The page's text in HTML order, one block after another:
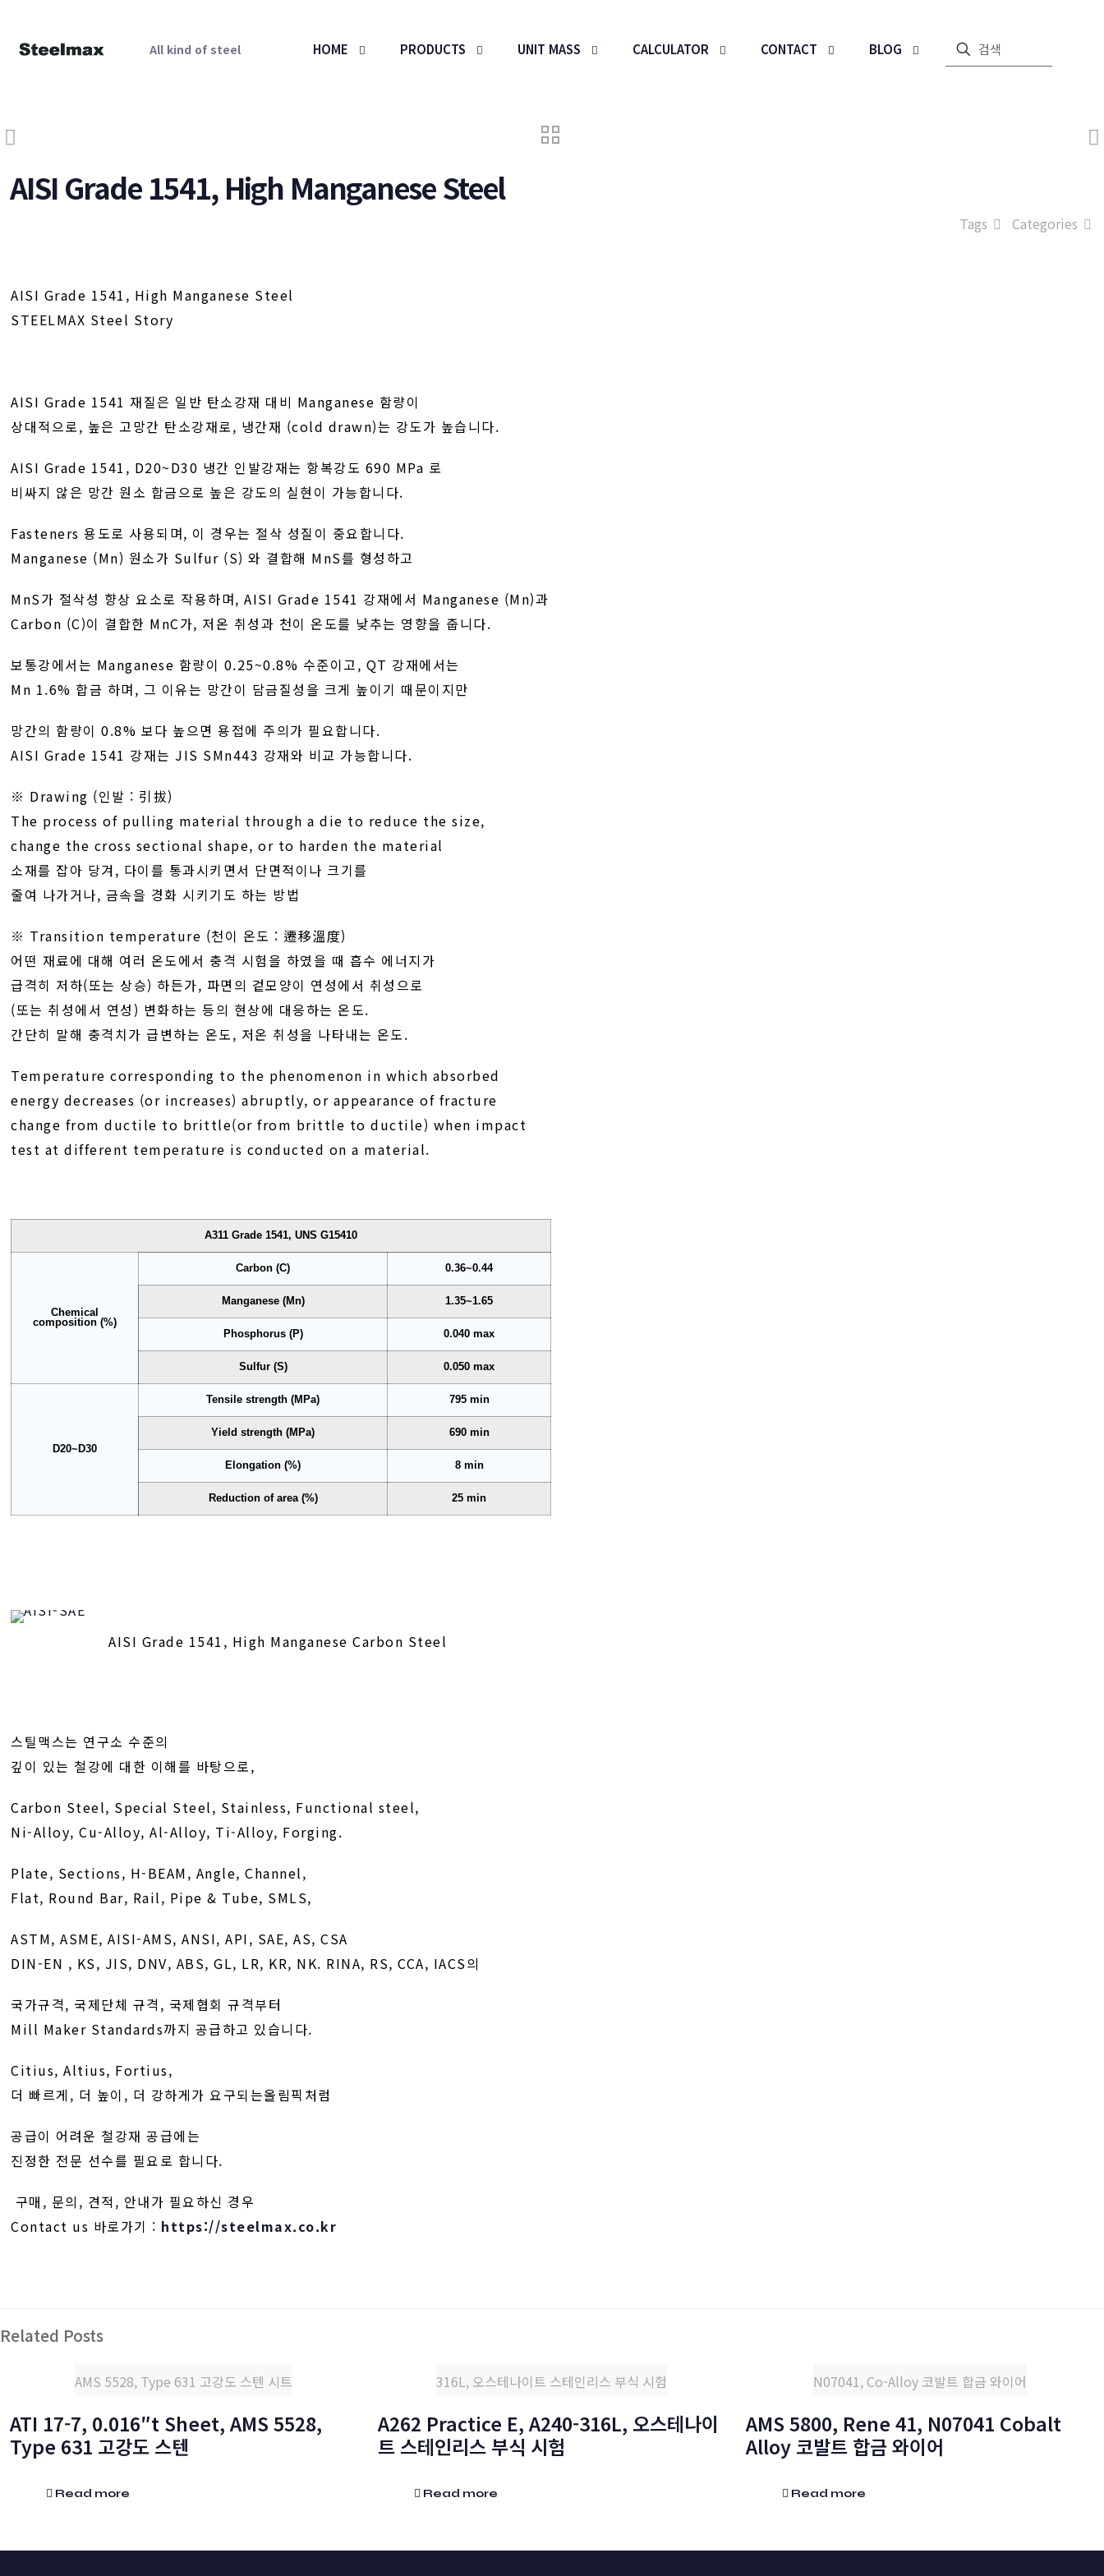
All kind of steel HOME PRODUCTS UNIT MASS CALCULATOR CONTACT BLOG
AISI Grade 1541, High Manganese Steel
Categories
Tags
AISI Grade 1541, High Manganese Steel
STEELMAX Steel Story
AISI Grade 1541 재질은 일반 탄소강재 대비 Manganese 함량이
상대적으로, 높은 고망간 탄소강재로, 냉간재 (cold drawn)는 강도가 높습니다.
AISI Grade 1541, D20~D30 냉간 인발강재는 항복강도 690 MPa 로
비싸지 않은 망간 원소 합금으로 높은 강도의 실현이 가능합니다.
Fasteners 용도로 사용되며, 이 경우는 절삭 성질이 중요합니다.
Manganese (Mn) 원소가 Sulfur (S) 와 결합해 MnS를 형성하고
MnS가 절삭성 향상 요소로 작용하며, AISI Grade 1541 강재에서 Manganese (Mn)과
Carbon (C)이 결합한 MnC가, 저온 취성과 천이 온도를 낮추는 영향을 줍니다.
보통강에서는 Manganese 함량이 0.25~0.8% 수준이고, QT 강재에서는
Mn 1.6% 합금 하며, 그 이유는 망간이 담금질성을 크게 높이기 때문이지만
망간의 함량이 0.8% 보다 높으면 용접에 주의가 필요합니다.
AISI Grade 1541 강재는 JIS SMn443 강재와 비교 가능합니다.
※ Drawing (인발 : 引拔)
The process of pulling material through a die to reduce the size,
change the cross sectional shape, or to harden the material
소재를 잡아 당겨, 다이를 통과시키면서 단면적이나 크기를
줄여 나가거나, 금속을 경화 시키기도 하는 방법
※ Transition temperature (천이 온도 : 遷移溫度)
어떤 재료에 대해 여러 온도에서 충격 시험을 하였을 때 흡수 에너지가
급격히 저하(또는 상승) 하든가, 파면의 겉모양이 연성에서 취성으로
(또는 취성에서 연성) 변화하는 등의 현상에 대응하는 온도.
간단히 말해 충격치가 급변하는 온도, 저온 취성을 나타내는 온도.
Temperature corresponding to the phenomenon in which absorbed
energy decreases (or increases) abruptly, or appearance of fracture
change from ductile to brittle(or from brittle to ductile) when impact
test at different temperature is conducted on a material.
A311 Grade 1541, UNS G15410
Chemical
composition (%)
Carbon (C) 0.36~0.44
Manganese (Mn) 1.35~1.65
Phosphorus (P) 0.040 max
Sulfur (S) 0.050 max
D20~D30
Tensile strength (MPa) 795 min
Yield strength (MPa) 690 min
Elongation (%) 8 min
Reduction of area (%) 25 min
AISI Grade 1541, High Manganese Carbon Steel
스틸맥스는 연구소 수준의
깊이 있는 철강에 대한 이해를 바탕으로,
Carbon Steel, Special Steel, Stainless, Functional steel,
Ni-Alloy, Cu-Alloy, Al-Alloy, Ti-Alloy, Forging.
Plate, Sections, H-BEAM, Angle, Channel,
Flat, Round Bar, Rail, Pipe & Tube, SMLS,
ASTM, ASME, AISI-AMS, ANSI, API, SAE, AS, CSA
DIN-EN , KS, JIS, DNV, ABS, GL, LR, KR, NK. RINA, RS, CCA, IACS의
국가규격, 국제단체 규격, 국제협회 규격부터
Mill Maker Standards까지 공급하고 있습니다.
Citius, Altius, Fortius,
더 빠르게, 더 높이, 더 강하게가 요구되는올림픽처럼
공급이 어려운 철강재 공급에는
진정한 전문 선수를 필요로 합니다.
구매, 문의, 견적, 안내가 필요하신 경우
Contact us 바로가기 : https://steelmax.co.kr
Related Posts
AMS 5528, Type 631 고강도 스텐 시트
ATI 17-7, 0.016″t Sheet, AMS 5528,
Type 631 고강도 스텐
Read more
316L, 오스테나이트 스테인리스 부식 시험
A262 Practice E, A240-316L, 오스테나이
트 스테인리스 부식 시험
Read more
N07041, Co-Alloy 코발트 합금 와이어
AMS 5800, Rene 41, N07041 Cobalt
Alloy 코발트 합금 와이어
Read more